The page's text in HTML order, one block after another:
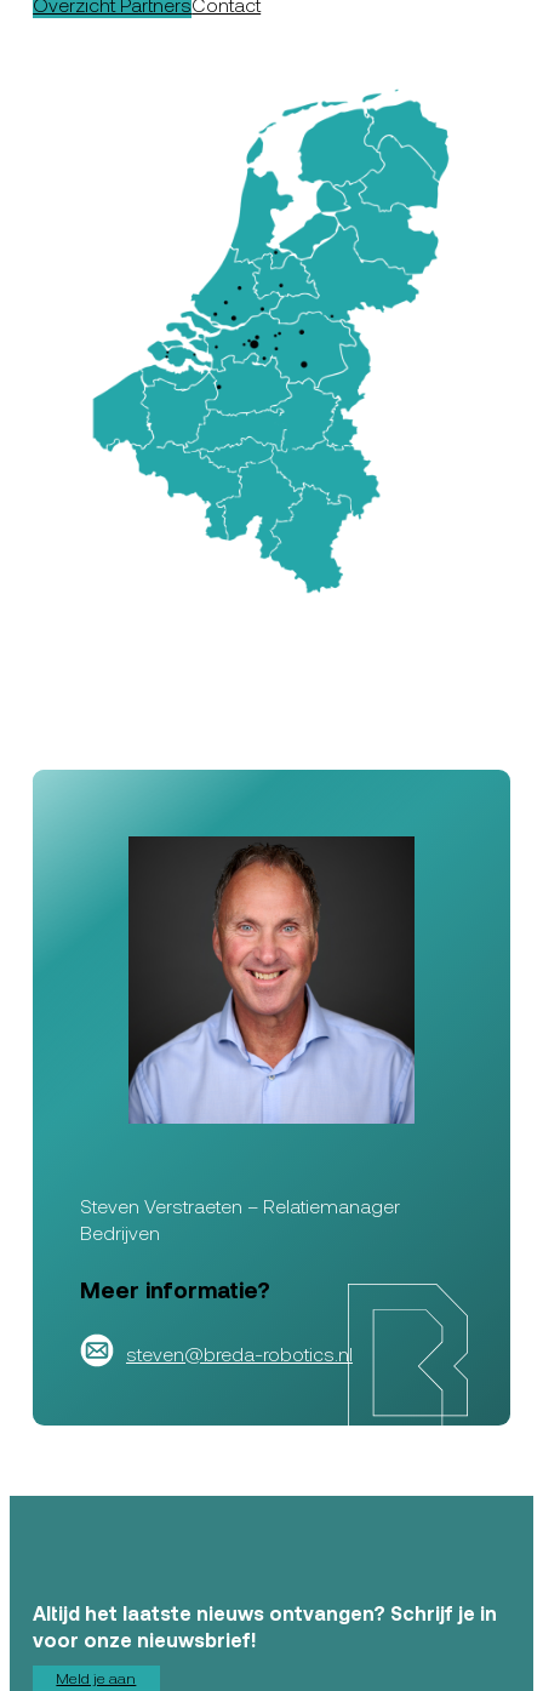
Overzicht PartnersContact
Steven Verstraeten – Relatiemanager
Bedrijven
Meer informatie?
steven@breda-robotics.nl
Altijd het laatste nieuws ontvangen? Schrijf je in
voor onze nieuwsbrief!
Meld je aan